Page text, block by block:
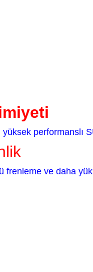
performanslı
frenleme ve daha